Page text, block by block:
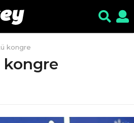
kongre